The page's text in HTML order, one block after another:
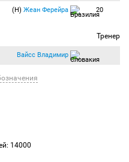
(Н) Жеан Ферейра 20
Тренер
Вайсс Владимир
14000